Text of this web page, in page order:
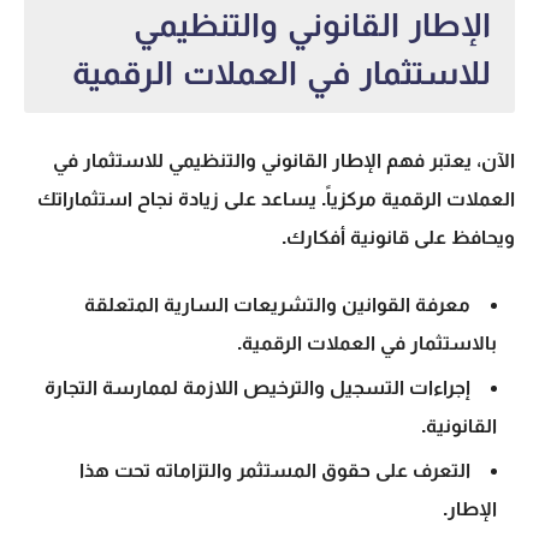
الإطار القانوني والتنظيمي
للاستثمار في العملات الرقمية
الآن، يعتبر فهم الإطار القانوني والتنظيمي للاستثمار في
العملات الرقمية مركزياً. يساعد على زيادة نجاح استثماراتك
ويحافظ على قانونية أفكارك.
معرفة القوانين والتشريعات السارية المتعلقة
بالاستثمار في العملات الرقمية.
إجراءات التسجيل والترخيص اللازمة لممارسة التجارة
القانونية.
التعرف على حقوق المستثمر والتزاماته تحت هذا
الإطار.